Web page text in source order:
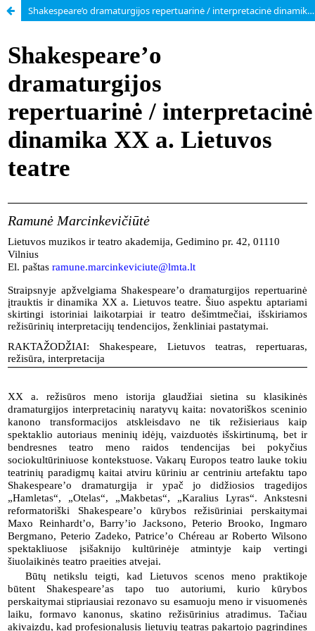
Shakespeare’o dramaturgijos repertuarinė / interpretacinė dinamika XX a. Lietuvos teatre